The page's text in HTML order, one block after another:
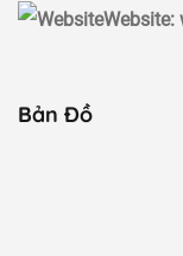
Website:
Bản Đồ